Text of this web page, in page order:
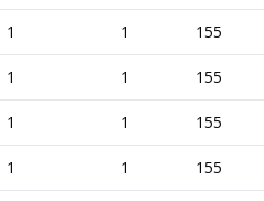
1 1 155
1 1 155
1 1 155
1 1 155